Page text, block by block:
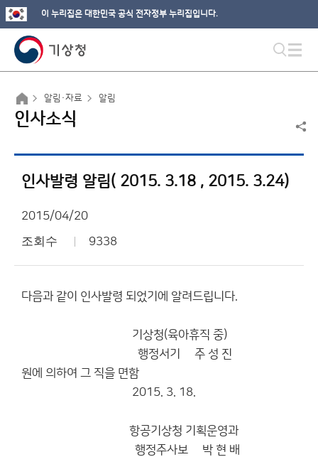
이 누리집은 대한민국 공식 전자정부 누리집입니다.
알림·자료 알림
인사소식
인사발령 알림( 2015. 3.18 , 2015. 3.24)
2015/04/20
조회수 9338
다음과 같이 인사발령 되었기에 알려드립니다.
기상청(육아휴직 중)
행정서기 주 성 진
원에 의하여 그 직을 면함
2015. 3. 18.
항공기상청 기획운영과
행정주사보 박 현 배